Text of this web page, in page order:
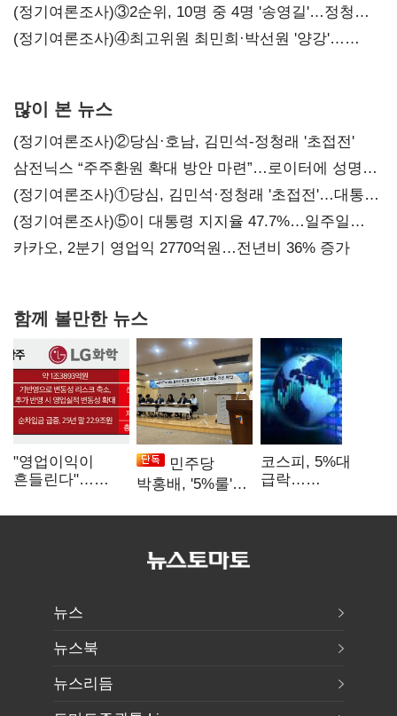
(정기여론조사)③2순위, 10명 중 4명 '송영길'…정청래
'한 자릿수'
(정기여론조사)④최고위원 최민희·박선원 '양강'…
많이 본 뉴스
(정기여론조사)②당심·호남, 김민석-정청래 '초접전'
삼전닉스 “주주환원 확대 방안 마련”…로이터에 성명
보내
(정기여론조사)①당심, 김민석·정청래 '초접전'…대통령
지지도 '50% 아래로'(종합)
(정기여론조사)⑤이 대통령 지지율 47.7%…일주일
만에 다시 40%대
카카오, 2분기 영업익 2770억원…전년비 36% 증가
함께 볼만한 뉴스
"영업이익이
흔들린다"…
18에 취약
민주당
박홍배, '5%룰'
법제화 추진
코스피, 5%대
급락…
발동
뉴스
뉴스북
뉴스리듬